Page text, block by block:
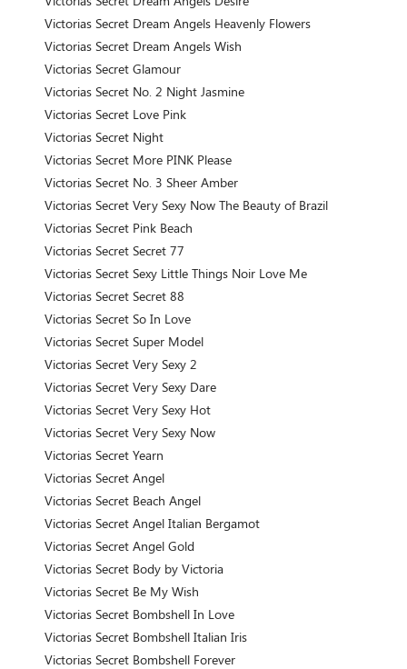
Victorias Secret Dream Angels Heavenly Flowers
Victorias Secret Dream Angels Wish
Victorias Secret Glamour
Victorias Secret No. 2 Night Jasmine
Victorias Secret Love Pink
Victorias Secret Night
Victorias Secret More PINK Please
Victorias Secret No. 3 Sheer Amber
Victorias Secret Very Sexy Now The Beauty of Brazil
Victorias Secret Pink Beach
Victorias Secret Secret 77
Victorias Secret Sexy Little Things Noir Love Me
Victorias Secret Secret 88
Victorias Secret So In Love
Victorias Secret Super Model
Victorias Secret Very Sexy 2
Victorias Secret Very Sexy Dare
Victorias Secret Very Sexy Hot
Victorias Secret Very Sexy Now
Victorias Secret Yearn
Victorias Secret Angel
Victorias Secret Beach Angel
Victorias Secret Angel Italian Bergamot
Victorias Secret Angel Gold
Victorias Secret Body by Victoria
Victorias Secret Be My Wish
Victorias Secret Bombshell In Love
Victorias Secret Bombshell Italian Iris
Victorias Secret Bombshell Forever